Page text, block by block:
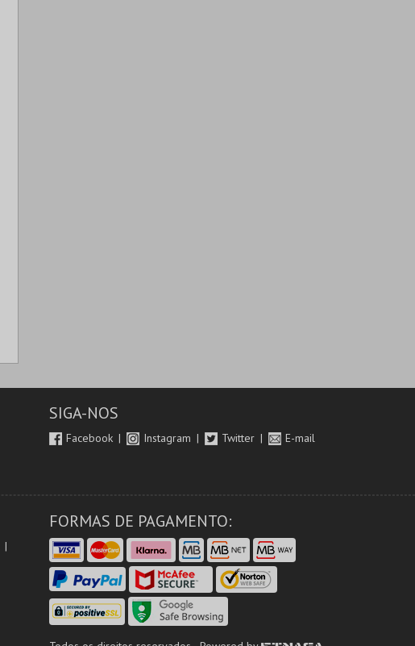
SIGA-NOS
Facebook Instagram Twitter E-mail
FORMAS DE PAGAMENTO: